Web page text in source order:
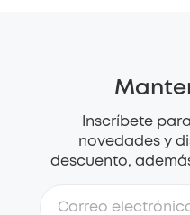
Inscríbete
novedades y
descuento,